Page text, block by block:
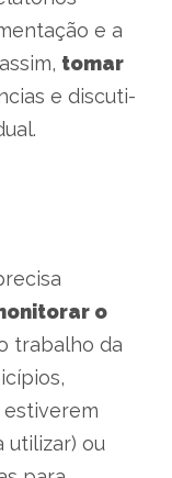
e a
tomar
e discuti-
o
trabalho da
utilizar) ou